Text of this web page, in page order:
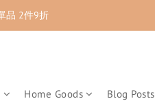
著 2件9折
品 2件9折
著 2件9折
Home Goods Blog Posts